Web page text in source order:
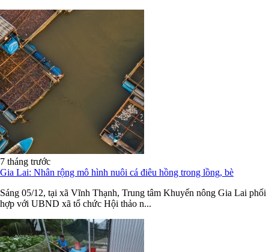
7 tháng trước
Gia Lai: Nhân rộng mô hình nuôi cá điêu hồng trong lồng, bè
Sáng 05/12, tại xã Vĩnh Thạnh, Trung tâm Khuyến nông Gia Lai phối
hợp với UBND xã tổ chức Hội thảo n...